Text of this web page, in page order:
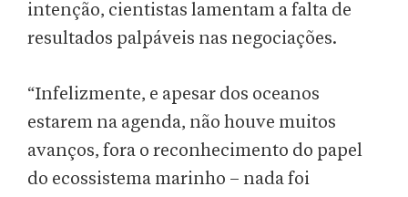
intenção, cientistas lamentam a falta de
resultados palpáveis nas negociações.
“Infelizmente, e apesar dos oceanos
estarem na agenda, não houve muitos
avanços, fora o reconhecimento do papel
do ecossistema marinho – nada foi